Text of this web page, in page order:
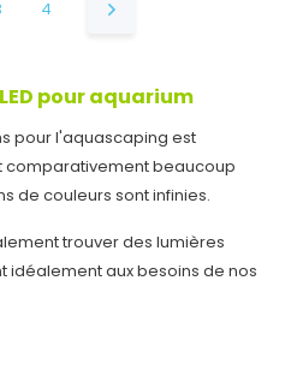
4
pour aquarium
pour l'aquascaping est
comparativement beaucoup
de couleurs sont infinies.
trouver des lumières
idéalement aux besoins de nos